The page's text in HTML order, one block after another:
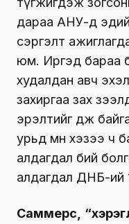
дараа АНУ-д
сэргэлт
юм. Иргэд бараа
худалдан авч
захиргаа зах
эрэлтийг өдөөж
урьд өмнө хэзээ ч
алдагдал бий
алдагдал ДНБ-ий
Саммерс,